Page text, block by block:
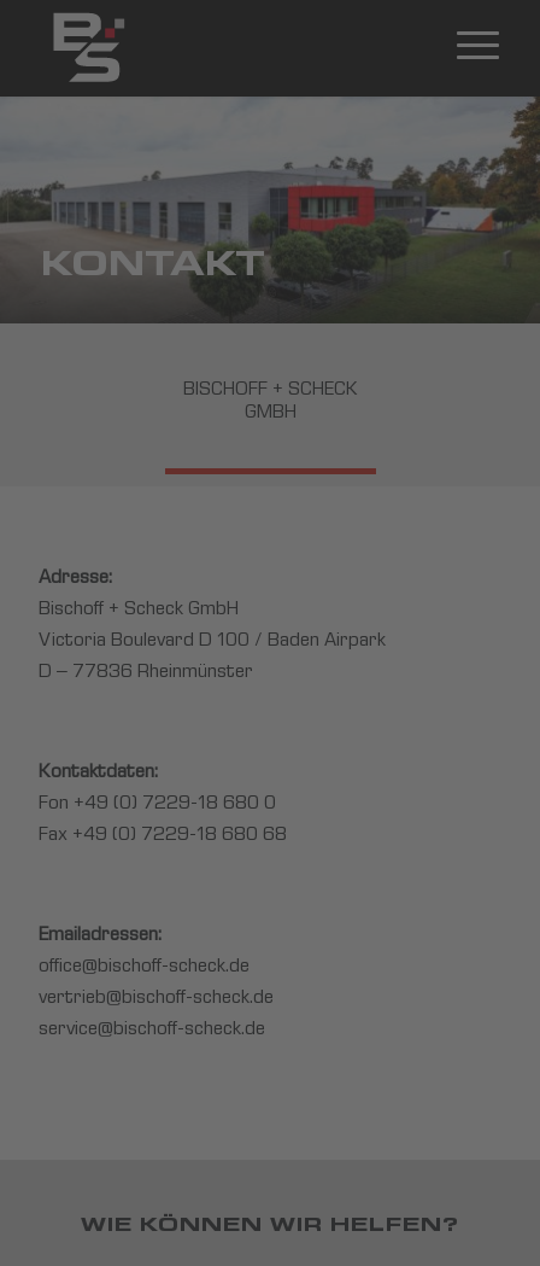
KONTAKT
BISCHOFF + SCHECK
GMBH
Adresse:
Bischoff + Scheck GmbH
Victoria Boulevard D 100 / Baden Airpark
D – 77836 Rheinmünster
Kontaktdaten:
Fon +49 (0) 7229-18 680 0
Fax +49 (0) 7229-18 680 68
Emailadressen:
office@bischoff-scheck.de
vertrieb@bischoff-scheck.de
service@bischoff-scheck.de
WIE KÖNNEN WIR HELFEN?